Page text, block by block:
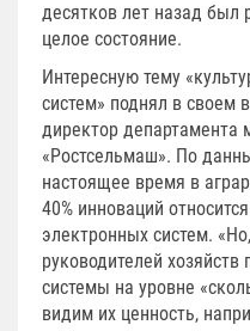
десятков лет назад был
целое состояние.
Интересную тему
систем» поднял в своем
директор департамента
«Ростсельмаш». По
настоящее время в
40% инноваций
электронных систем.
руководителей
системы на уровне
видим их ценность,